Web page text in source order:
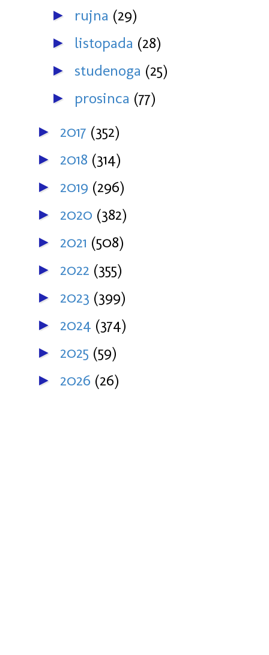
► rujna (29)
► listopada (28)
► studenoga (25)
► prosinca (77)
► 2017 (352)
► 2018 (314)
► 2019 (296)
► 2020 (382)
► 2021 (508)
► 2022 (355)
► 2023 (399)
► 2024 (374)
► 2025 (59)
► 2026 (26)